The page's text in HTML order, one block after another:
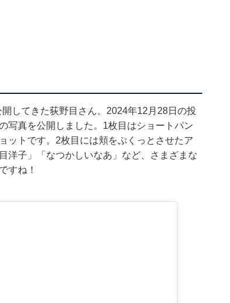
してきた荻野目さん。2024年12月28日の投
写真を公開しました。1枚目はショートパン
ットです。2枚目には頬をぷくっとさせたア
洋子」「なつかしいなあ」など、さまざまな
すね！